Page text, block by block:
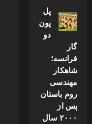
پل
پون
دو
گار
فرانسه؛
شاهکار
مهندسی
روم باستان
پس از
۲۰۰۰ سال